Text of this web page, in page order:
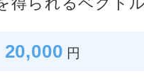
20,000 円